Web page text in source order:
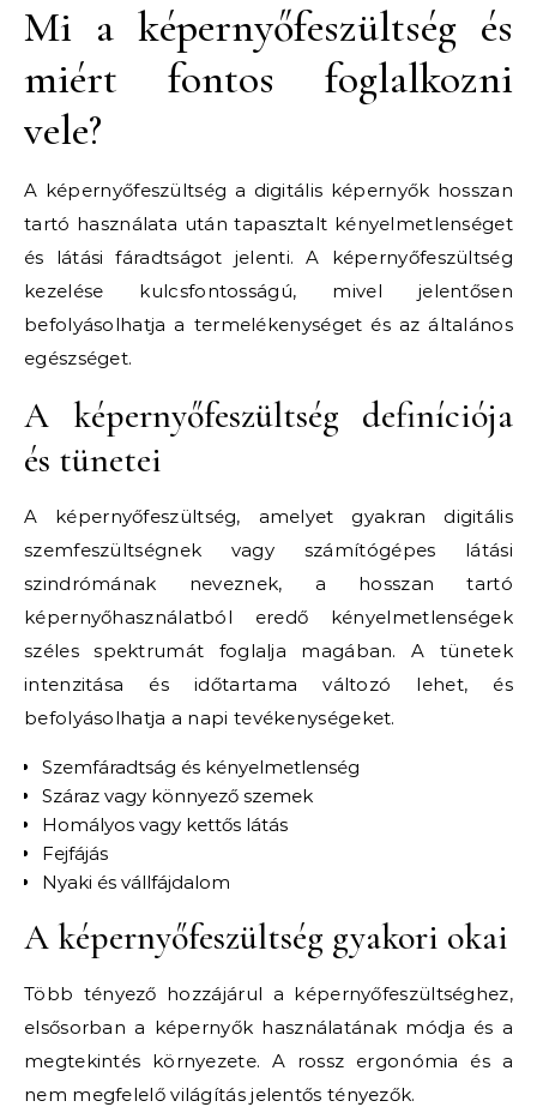
Mi a képernyőfeszültség és
miért fontos foglalkozni
vele?
A képernyőfeszültség a digitális képernyők hosszan
tartó használata után tapasztalt kényelmetlenséget
és látási fáradtságot jelenti. A képernyőfeszültség
kezelése kulcsfontosságú, mivel jelentősen
befolyásolhatja a termelékenységet és az általános
egészséget.
A képernyőfeszültség definíciója
és tünetei
A képernyőfeszültség, amelyet gyakran digitális
szemfeszültségnek vagy számítógépes látási
szindrómának neveznek, a hosszan tartó
képernyőhasználatból eredő kényelmetlenségek
széles spektrumát foglalja magában. A tünetek
intenzitása és időtartama változó lehet, és
befolyásolhatja a napi tevékenységeket.
Szemfáradtság és kényelmetlenség
Száraz vagy könnyező szemek
Homályos vagy kettős látás
Fejfájás
Nyaki és vállfájdalom
A képernyőfeszültség gyakori okai
Több tényező hozzájárul a képernyőfeszültséghez,
elsősorban a képernyők használatának módja és a
megtekintés környezete. A rossz ergonómia és a
nem megfelelő világítás jelentős tényezők.